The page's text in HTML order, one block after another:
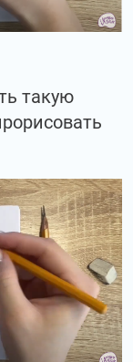
такую